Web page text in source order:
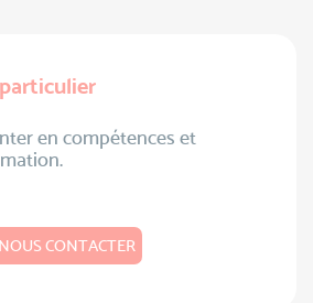
en compétences et
NOUS CONTACTER